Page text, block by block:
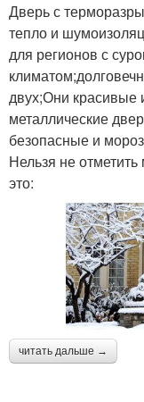
Дверь с
тепло и
для регионов с
двух;Они красивые
металлические
безопасные и
Нельзя не
это:
читать дальше →